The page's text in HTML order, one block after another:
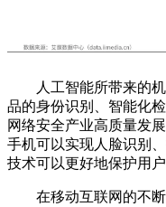
人工智能所带来的机
品的身份识别、智能化
网络安全产业高质量发
手机可以实现人脸识别
技术可以更好地保护用户
在移动互联网的不断